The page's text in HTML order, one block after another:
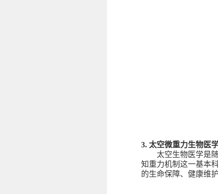
3. 太空微重力生物医
太空生物医学是
知重力机制这一基本
的生命保障、健康维